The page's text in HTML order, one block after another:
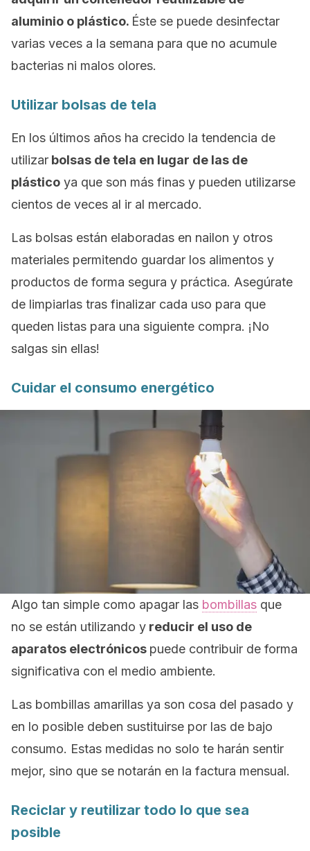
aluminio o plástico. Éste se puede desinfectar
varias veces a la semana para que no acumule
bacterias ni malos olores.
Utilizar bolsas de tela
En los últimos años ha crecido la tendencia de
utilizar bolsas de tela en lugar de las de
plástico ya que son más finas y pueden utilizarse
cientos de veces al ir al mercado.
Las bolsas están elaboradas en nailon y otros
materiales permitendo guardar los alimentos y
productos de forma segura y práctica. Asegúrate
de limpiarlas tras finalizar cada uso para que
queden listas para una siguiente compra. ¡No
salgas sin ellas!
Cuidar el consumo energético
Algo tan simple como apagar las bombillas que
no se están utilizando y reducir el uso de
aparatos electrónicos puede contribuir de forma
significativa con el medio ambiente.
Las bombillas amarillas ya son cosa del pasado y
en lo posible deben sustituirse por las de bajo
consumo. Estas medidas no solo te harán sentir
mejor, sino que se notarán en la factura mensual.
Reciclar y reutilizar todo lo que sea
posible